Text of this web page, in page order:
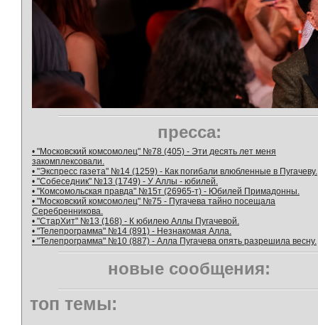
пресса:
• "Московский комсомолец" №78 (405) - Эти десять лет меня
закомплексовали.
• "Экспресс газета" №14 (1259) - Как погибали влюбленные в Пугачеву.
• "Собеседник" №13 (1749) - У Аллы - юбилей.
• "Комсомольская правда" №15т (26965-т) - Юбилей Примадонны.
• "Московский комсомолец" №75 - Пугачева тайно посещала
Серебренникова.
• "СтарХит" №13 (168) - К юбилею Аллы Пугачевой.
• "Телепрограмма" №14 (891) - Незнакомая Алла.
• "Телепрограмма" №10 (887) - Алла Пугачева опять разрешила весну.
новые сообщения:
топ темы: